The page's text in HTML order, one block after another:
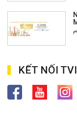
KẾT NỐI